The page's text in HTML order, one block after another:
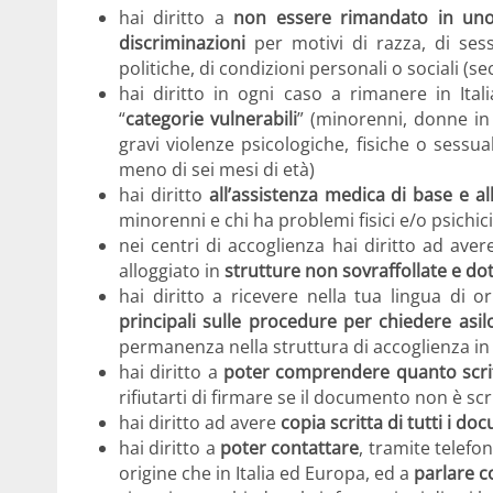
hai diritto a non essere rimandato in
discriminazioni per motivi di razza, di
politiche, di condizioni personali o sociali
hai diritto in ogni caso a rimanere in
“categorie vulnerabili” (minorenni, donne
gravi violenze psicologiche, fisiche o
meno di sei mesi di età)
hai diritto all’assistenza medica di base e
minorenni e chi ha problemi fisici e/o
nei centri di accoglienza hai diritto ad
alloggiato in strutture non sovraffollate e
hai diritto a ricevere nella tua lingua di
principali sulle procedure per chiedere
permanenza nella struttura di accoglienza
hai diritto a poter comprendere quanto
rifiutarti di firmare se il documento non è
hai diritto ad avere copia scritta di tutti i
hai diritto a poter contattare, tramite
origine che in Italia ed Europa, ed a parlare